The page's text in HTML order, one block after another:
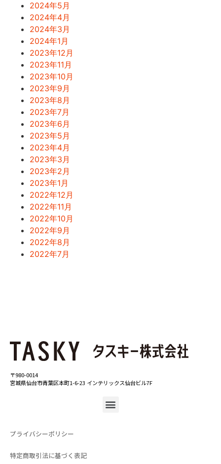
2024年5月
2024年4月
2024年3月
2024年1月
2023年12月
2023年11月
2023年10月
2023年9月
2023年8月
2023年7月
2023年6月
2023年5月
2023年4月
2023年3月
2023年2月
2023年1月
2022年12月
2022年11月
2022年10月
2022年9月
2022年8月
2022年7月
〒980-0014
宮城県仙台市青葉区本町1-6-23 インテリックス仙台ビル7F
プライバシーポリシー
特定商取引法に基づく表記